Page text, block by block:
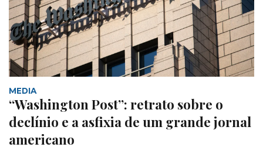
MEDIA
“Washington Post”: retrato sobre o
declínio e a asfixia de um grande jornal
americano